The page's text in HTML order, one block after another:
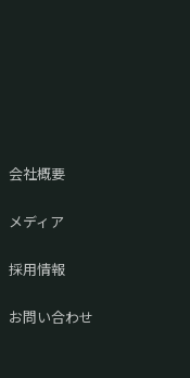
会社概要
メディア
採用情報
お問い合わせ